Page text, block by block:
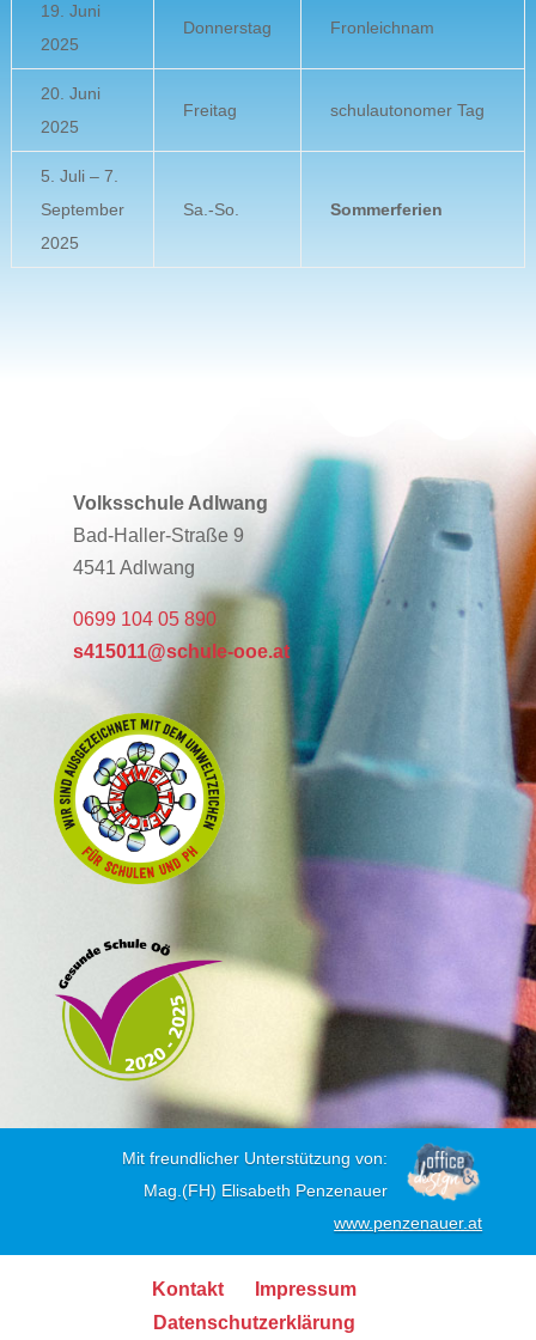
19. Juni
2025
Donnerstag Fronleichnam
20. Juni
2025
Freitag schulautonomer Tag
5. Juli – 7.
September
2025
Sa.-So. Sommerferien
Volksschule Adlwang
Bad-Haller-Straße 9
4541 Adlwang
0699 104 05 890
s415011@schule-ooe.at
Mit freundlicher Unterstützung von:
Mag.(FH) Elisabeth Penzenauer
www.penzenauer.at
Kontakt
Impressum
Datenschutzerklärung